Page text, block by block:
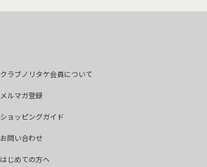
クラブノリタケ会員について
メルマガ登録
ショッピングガイド
お問い合わせ
はじめての方へ